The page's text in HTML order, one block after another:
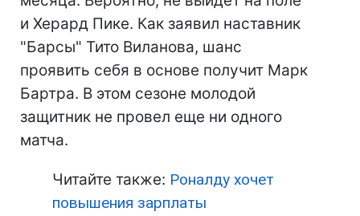
и Херард Пике. Как заявил наставник
"Барсы" Тито Виланова, шанс
проявить себя в основе получит Марк
Бартра. В этом сезоне молодой
защитник не провел еще ни одного
матча.
Читайте также: Роналду хочет
повышения зарплаты